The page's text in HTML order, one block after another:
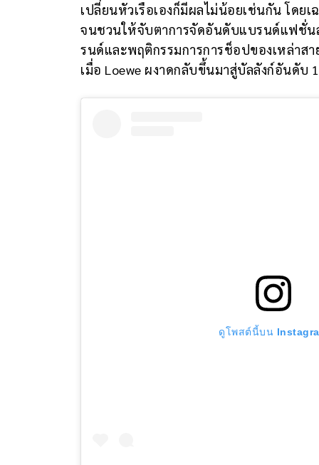
เปลี่ยนหัวเรือเองก็มีผลไม่น้อยเช่นกัน โด
จนชวนให้จับตาการจัดอันดับแบรนด์แฟชั่นลั
รนด์และพฤติกรรมการการช็อปของเหล่าส
เมื่อ Loewe ผงาดกลับขึ้นมาสู่บัลลังก์อันดับ
ดูโพสต์นี้บน